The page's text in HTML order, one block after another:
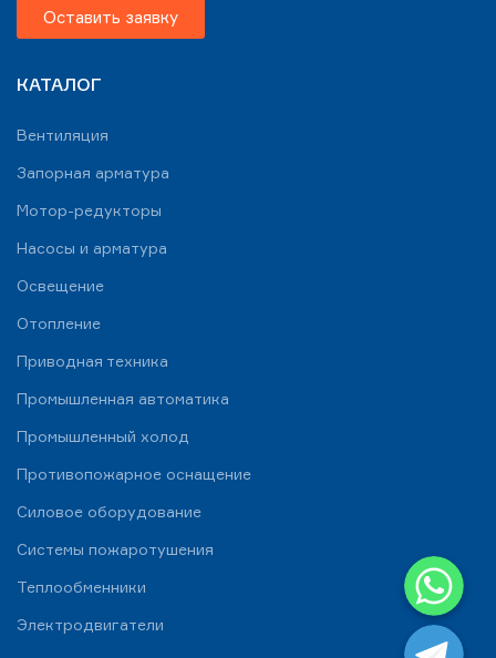
Оставить заявку
КАТАЛОГ
Вентиляция
Запорная арматура
Мотор-редукторы
Насосы и арматура
Освещение
Отопление
Приводная техника
Промышленная автоматика
Промышленный холод
Противопожарное оснащение
Силовое оборудование
Системы пожаротушения
Теплообменники
Электродвигатели
WhatsApp
Telegram